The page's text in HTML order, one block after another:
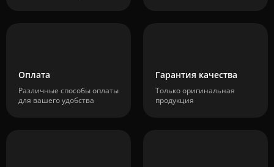
Оплата
Различные способы оплаты
для вашего удобства
Гарантия качества
Только оригинальная
продукция